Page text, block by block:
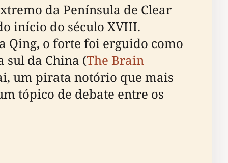
da Península de Clear
início do século XVIII.
Qing, o forte foi erguido como
sul da China (The Brain
um pirata notório que mais
tópico de debate entre os